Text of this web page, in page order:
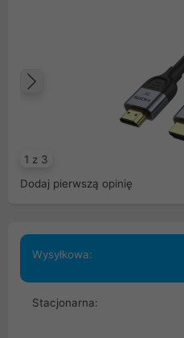
1 z 3
Poprzedni
Dodaj pierwszą opinię
Wysyłkowa:
Stacjonarna: